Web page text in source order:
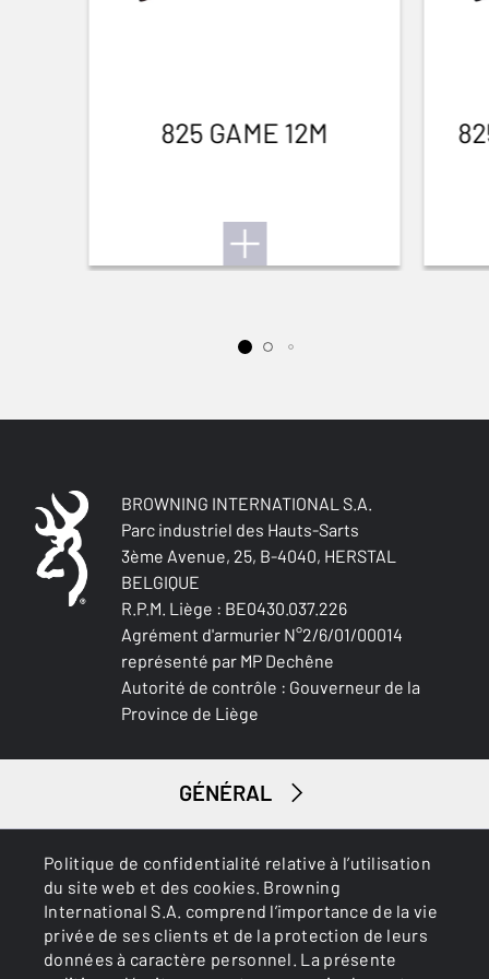
Politique de confidentialité relative à l’utilisation
du site web et des cookies. Browning
International S.A. comprend l’importance de la vie
privée de ses clients et de la protection de leurs
données à caractère personnel. La présente
825 GAME 12M
BROWNING INTERNATIONAL S.A.
Parc industriel des Hauts-Sarts
3ème Avenue, 25, B-4040, HERSTAL
BELGIQUE
R.P.M. Liège : BE0430.037.226
Agrément d'armurier N°2/6/01/00014
représenté par MP Dechêne
Autorité de contrôle : Gouverneur de la
Province de Liège
GÉNÉRAL
SERVICES